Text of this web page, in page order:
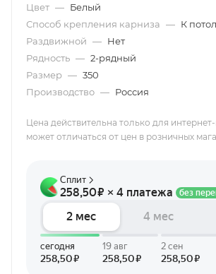
Цвет — Белый
Способ крепления карниза — К
Раздвижной — Нет
Рядность — 2-рядный
Размер — 350
Производство — Россия
Цена действительна только для
может отличаться от цен в розничных